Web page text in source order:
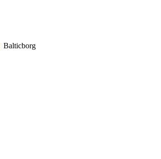
Balticborg